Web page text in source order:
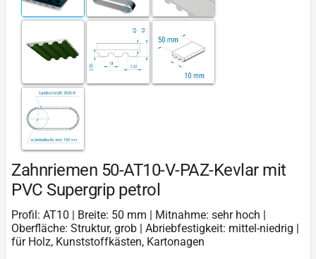
Zahnriemen 50-AT10-V-PAZ-Kevlar mit
PVC Supergrip petrol
Profil: AT10 | Breite: 50 mm | Mitnahme: sehr hoch |
Oberfläche: Struktur, grob | Abriebfestigkeit: mittel-niedrig |
für Holz, Kunststoffkästen, Kartonagen